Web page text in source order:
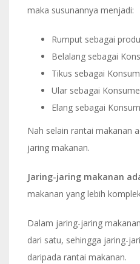
maka susunannya menjadi:
Rumput sebagai
Belalang sebagai
Tikus sebagai
Ular sebagai
Elang sebagai
Nah selain rantai makanan
jaring makanan.
Jaring-jaring makanan
makanan yang lebih
Dalam jaring-jaring
dari satu, sehingga jaring-
daripada rantai makanan.